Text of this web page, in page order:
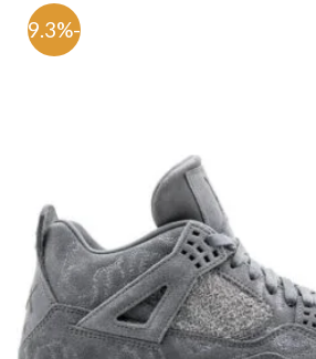
-59.3%